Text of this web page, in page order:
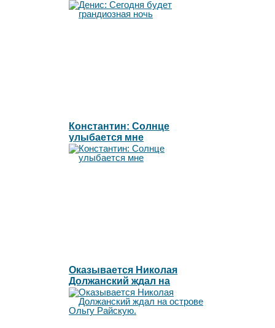
Константин: Солнце
улыбается мне
Оказывается Николая
Должанский ждал на
острове Ольгу Райскую.